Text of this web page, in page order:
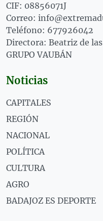
CIF: 08856071J
Correo:
Teléfono: 677926042
Directora: Beatriz de
GRUPO VAUBÁN
Noticias
CAPITALES
REGIÓN
NACIONAL
POLÍTICA
CULTURA
AGRO
BADAJOZ ES DEPORTE